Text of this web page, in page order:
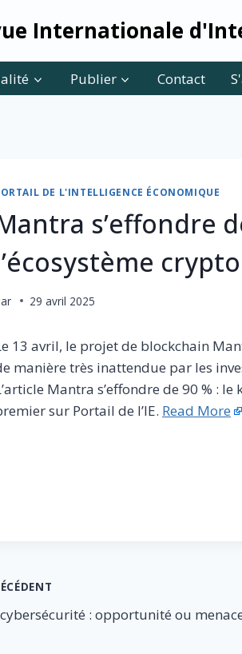
Internationale
Publier Contact
DE L'INTELLIGENCE ÉCONOMIQUE
s’effondre
crypto
29 avril 2025
13 avril, le projet de blockchain
manière très inattendue par les
Mantra s’effondre de 90 % :
sur Portail de l’IE. Read More
: opportunité ou